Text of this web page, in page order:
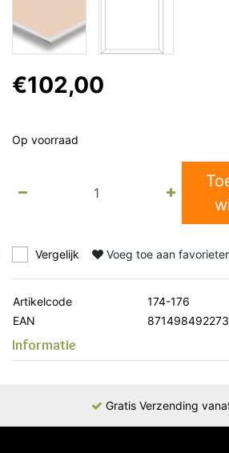
€102,00
Op voorraad
Vergelijk Voeg toe aan
Artikelcode
174-176
EAN
Informatie
Gratis Verzending